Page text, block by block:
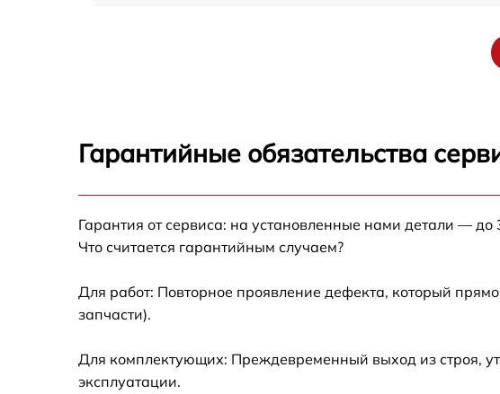
Корпусный ремонт (замена резинок,
креплений, кнопок) Miele B4312
Ремонт/замена датчика температуры Miele
B4312
Гарантийные обязательства
Гарантия от сервиса: на установленные нами детали — до
Что считается гарантийным случаем?
Для работ: Повторное проявление дефекта, который
запчасти).
Для комплектующих: Преждевременный выход из строя,
эксплуатации.